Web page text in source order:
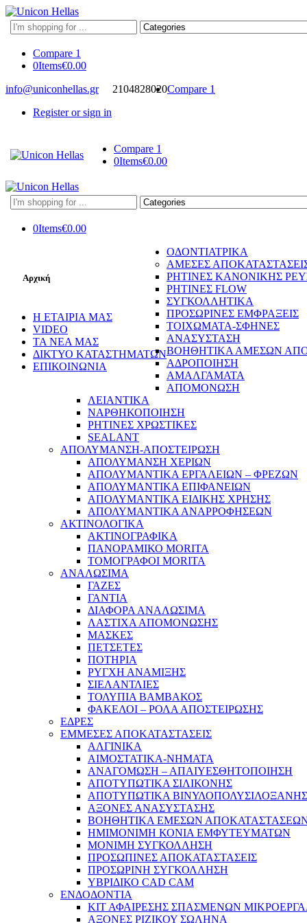
Search
here
Compare 1
0Items€0.00
info@uniconhellas.gr
2104828020Compare 1
Register or sign in
Compare 1
0Items€0.00
Search
here
0Items€0.00
Αρχική
Η ΕΤΑΙΡΙΑ ΜΑΣ
VIDEO
ΤΑ ΝΕΑ ΜΑΣ
ΔΙΚΤΥΟ ΚΑΤΑΣΤΗΜΑΤΩΝ
ΕΠΙΚΟΙΝΩΝΙΑ
ΟΔΟΝΤΙΑΤΡΙΚΑ
ΑΜΕΣΕΣ
ΡΗΤΙΝΕΣ ΚΑΝΟΝΙΚΗΣ
ΡΗΤΙΝΕΣ FLOW
ΣΥΓΚΟΛΛΗΤΙΚΑ
ΠΡΟΣΩΡΙΝΕΣ ΕΜΦΡΑΞΕΙΣ
ΤΟΙΧΩΜΑΤΑ-ΣΦΗΝΕΣ
ΑΝΑΣΥΣΤΑΣΗ
ΒΟΗΘΗΤΙΚΑ ΑΜΕΣΩΝ
ΑΔΡΟΠΟΙΗΣΗ
ΑΜΑΛΓΑΜΑΤΑ
ΑΠΟΜΟΝΩΣΗ
ΛΕΙΑΝΤΙΚΑ
ΝΑΡΘΗΚΟΠΟΙΗΣΗ
ΡΗΤΙΝΕΣ ΧΡΩΣΤΙΚΕΣ
SEALANT
ΑΠΟΛΥΜΑΝΣΗ-ΑΠΟΣΤΕΙΡΩΣΗ
ΑΠΟΛΥΜΑΝΣΗ ΧΕΡΙΩΝ
ΑΠΟΛΥΜΑΝΤΙΚΑ ΕΡΓΑΛΕΙΩΝ – ΦΡΕΖΩΝ
ΑΠΟΛΥΜΑΝΤΙΚΑ ΕΠΙΦΑΝΕΙΩΝ
ΑΠΟΛΥΜΑΝΤΙΚΑ ΕΙΔΙΚΗΣ ΧΡΗΣΗΣ
ΑΠΟΛΥΜΑΝΤΙΚΑ ΑΝΑΡΡΟΦΗΣΕΩΝ
ΑΚΤΙΝΟΛΟΓΙΚΑ
ΑΚΤΙΝΟΓΡΑΦΙΚΑ
ΠΑΝΟΡΑΜΙΚΟ MORITA
ΤΟΜΟΓΡΑΦΟΙ MORITA
ΑΝΑΛΩΣΙΜΑ
ΓΑΖΕΣ
ΓΑΝΤΙΑ
ΔΙΑΦΟΡΑ ΑΝΑΛΩΣΙΜΑ
ΛΑΣΤΙΧΑ ΑΠΟΜΟΝΩΣΗΣ
ΜΑΣΚΕΣ
ΠΕΤΣΕΤΕΣ
ΠΟΤΗΡΙΑ
ΡΥΓΧΗ ΑΝΑΜΙΞΗΣ
ΣΙΕΛΑΝΤΛΙΕΣ
ΤΟΛΥΠΙΑ ΒΑΜΒΑΚΟΣ
ΦΑΚΕΛΟΙ – ΡΟΛΑ ΑΠΟΣΤΕΙΡΩΣΗΣ
ΕΔΡΕΣ
ΕΜΜΕΣΕΣ ΑΠΟΚΑΤΑΣΤΑΣΕΙΣ
ΑΛΓΙΝΙΚΑ
ΑΙΜΟΣΤΑΤΙΚΑ-ΝΗΜΑΤΑ
ΑΝΑΓΟΜΩΣΗ – ΑΠΑΙΥΕΣΘΗΤΟΠΟΙΗΣΗ
ΑΠΟΤΥΠΩΤΙΚΑ ΣΙΛΙΚΟΝΗΣ
ΑΠΟΤΥΠΩΤΙΚΑ ΒΙΝΥΛΟΠΟΛΥΣΙΛΟΞΑΝΗΣ
ΑΞΟΝΕΣ ΑΝΑΣΥΣΤΑΣΗΣ
ΒΟΗΘΗΤΙΚΑ ΕΜΕΣΩΝ
ΗΜΙΜΟΝΙΜΗ ΚΟΝΙΑ ΕΜΦΥΤΕΥΜΑΤΩΝ
ΜΟΝΙΜΗ ΣΥΓΚΟΛΛΗΣΗ
ΠΡΟΣΩΠΙΝΕΣ ΑΠΟΚΑΤΑΣΤΑΣΕΙΣ
ΠΡΟΣΩΡΙΝΗ ΣΥΓΚΟΛΛΗΣΗ
ΥΒΡΙΔΙΚΟ CAD CAM
ΕΝΔΟΔΟΝΤΙΑ
ΚΙΤ ΑΦΑΙΡΕΣΗΣ ΣΠΑΣΜΕΝΩΝ
ΑΞΟΝΕΣ ΡΙΖΙΚΟΥ ΣΩΛΗΝΑ